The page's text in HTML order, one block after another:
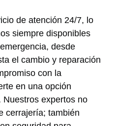
de atención 24/7, lo
siempre disponibles
desde
el cambio y reparación
con la
en una opción
expertos no
cerrajería; también